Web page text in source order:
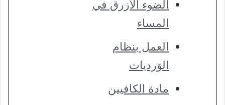
الضوء الأزرق في
المساء
العمل بنظام
الوَرديات
مادة الكافيين